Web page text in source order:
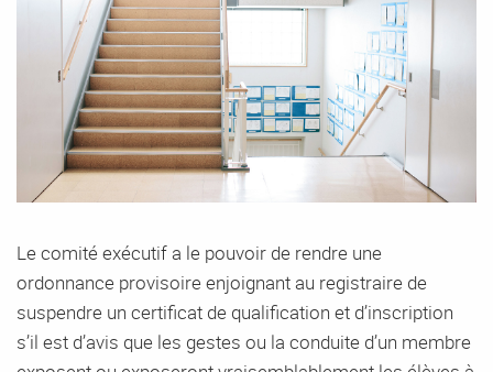
Le comité exécutif a le pouvoir de rendre une
ordonnance provisoire enjoignant au registraire de
suspendre un certificat de qualification et d’inscription
s’il est d’avis que les gestes ou la conduite d’un membre